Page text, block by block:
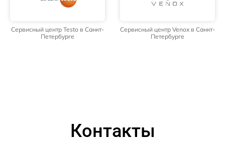
Сервисный центр Testo в Санкт-
Петербурге
Сервисный центр Venox в Санкт-
Петербурге
Контакты